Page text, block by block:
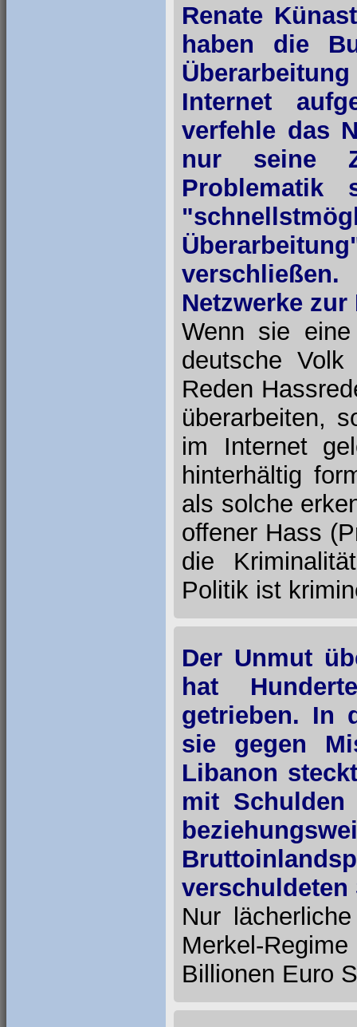
Renate
haben die
Internet
verfehle das
nur seine
Netzwerke
Wenn sie
deutsche
Reden
überarbeiten,
im Internet
hinterhältig
als solche
offener Hass
die
Politik ist
Der Unmut
hat
getrieben. In
sie gegen
Libanon
mit
verschuldeten
Nur
Merkel-
Billionen Euro